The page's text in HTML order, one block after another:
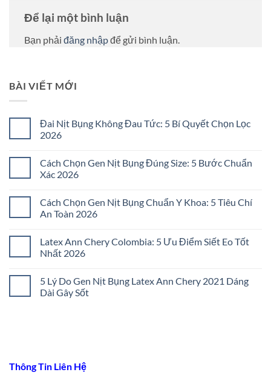
Để lại một bình luận
Bạn phải đăng nhậpđể gửi bình luận.
BÀI VIẾT MỚI
Đai Nịt Bụng Không Đau Tức: 5 Bí Quyết Chọn Lọc
2026
bình
luận
ở
Bụng
Không
Đau
Bí
Quyết
Chọn
Cách Chọn Gen Nịt Bụng Đúng Size: 5 Bước Chuẩn
Xác 2026
bình
luận
ở
Gen
Nịt
Bụng
5
Bước
Chuẩn
Cách Chọn Gen Nịt Bụng Chuẩn Y Khoa: 5 Tiêu Chí
An Toàn 2026
bình
luận
ở
Gen
Nịt
Bụng
2026
Latex Ann Chery Colombia: 5 Ưu Điểm Siết Eo Tốt
Nhất 2026
bình
luận
ở
Eo
5 Lý Do Gen Nịt Bụng Latex Ann Chery 2021 Dáng
Dài Gây Sốt
Gen
Thông Tin Liên Hệ